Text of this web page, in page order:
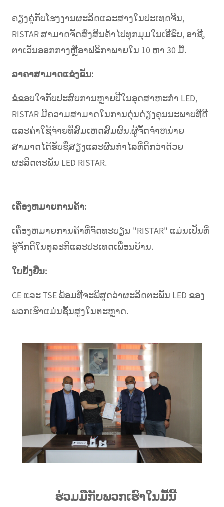
ຄຽງຄູ່ກັບໂຮງງານຜະລິດແລະສາງໃນປະເທດຈີນ,
RISTAR ສາມາດຈັດສົ່ງສິນຄ້າໄປທຸກມຸມໃນເອີຣົບ, ອາຊີ,
ຕາເວັນອອກກາງຫຼືອາຟຣິກາພາຍໃນ 10 ຫາ 30 ມື້.
ລາຄາສາມາດແຂ່ງຂັນ:
ຂໍຂອບໃຈກັບປະສົບການຫຼາຍປີໃນອຸດສາຫະກໍາ LED,
RISTAR ມີຄວາມສາມາດໃນການດຸ່ນດ່ຽງຄຸນນະພາບທີ່ດີ
ແລະຄ່າໃຊ້ຈ່າຍທີ່ສົມເຫດສົມຜົນ.ຜູ້ຈັດຈໍາຫນ່າຍ
ສາມາດໄດ້ຮັບຊື່ສຽງແລະຜົນກໍາໄລທີ່ດີກວ່າດ້ວຍ
ຜະລິດຕະພັນ LED RISTAR.
ເຄື່ອງຫມາຍການຄ້າ:
ເຄື່ອງຫມາຍການຄ້າທີ່ຈົດທະບຽນ "RISTAR" ແມ່ນເປັນທີ່
ຮູ້ຈັກດີໃນຕຸລະກີແລະປະເທດເພື່ອນບ້ານ.
ໃບຢັ້ງຢືນ:
CE ແລະ TSE ພ້ອມທີ່ຈະພິສູດວ່າຜະລິດຕະພັນ LED ຂອງ
ພວກເຮົາແມ່ນຊັ້ນສູງໃນຕະຫຼາດ.
ຮ່ວມມືກັບພວກເຮົາໃນມື້ນີ້